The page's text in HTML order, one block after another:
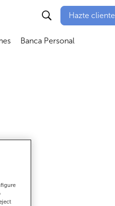
Hazte cliente
Abrir submenú
Banca Personal